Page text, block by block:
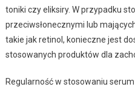
toniki czy eliksiry. W przypadku
przeciwsłonecznymi lub
takie jak retinol, konieczne jest
stosowanych produktów dla
Regularność w stosowaniu